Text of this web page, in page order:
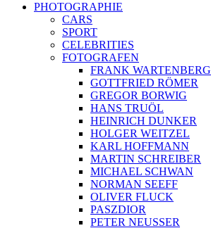
PHOTOGRAPHIE
CARS
SPORT
CELEBRITIES
FOTOGRAFEN
FRANK WARTENBERG
GOTTFRIED RÖMER
GREGOR BORWIG
HANS TRUÖL
HEINRICH DUNKER
HOLGER WEITZEL
KARL HOFFMANN
MARTIN SCHREIBER
MICHAEL SCHWAN
NORMAN SEEFF
OLIVER FLUCK
PASZDIOR
PETER NEUSSER